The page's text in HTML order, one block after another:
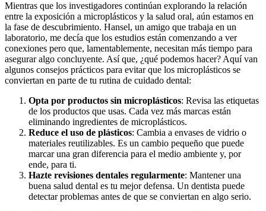
Mientras que los investigadores continúan explorando la relación
entre la exposición a microplásticos y la salud oral, aún estamos en
la fase de descubrimiento. Hansel, un amigo que trabaja en un
laboratorio, me decía que los estudios están comenzando a ver
conexiones pero que, lamentablemente, necesitan más tiempo para
asegurar algo concluyente. Así que, ¿qué podemos hacer? Aquí van
algunos consejos prácticos para evitar que los microplásticos se
conviertan en parte de tu rutina de cuidado dental:
Opta por productos sin microplásticos: Revisa las etiquetas
de los productos que usas. Cada vez más marcas están
eliminando ingredientes de microplásticos.
Reduce el uso de plásticos: Cambia a envases de vidrio o
materiales reutilizables. Es un cambio pequeño que puede
marcar una gran diferencia para el medio ambiente y, por
ende, para ti.
Hazte revisiones dentales regularmente: Mantener una
buena salud dental es tu mejor defensa. Un dentista puede
detectar problemas antes de que se conviertan en algo serio.